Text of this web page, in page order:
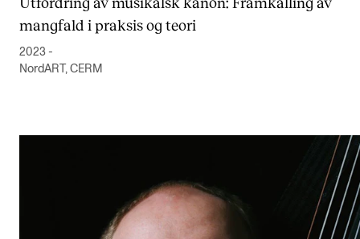
mangfald i praksis og teori
2023 -
NordART, CERM